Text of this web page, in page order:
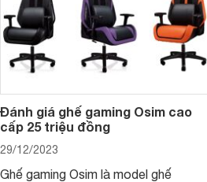
Đánh giá ghế gaming Osim cao
cấp 25 triệu đồng
29/12/2023
Ghế gaming Osim là model ghế